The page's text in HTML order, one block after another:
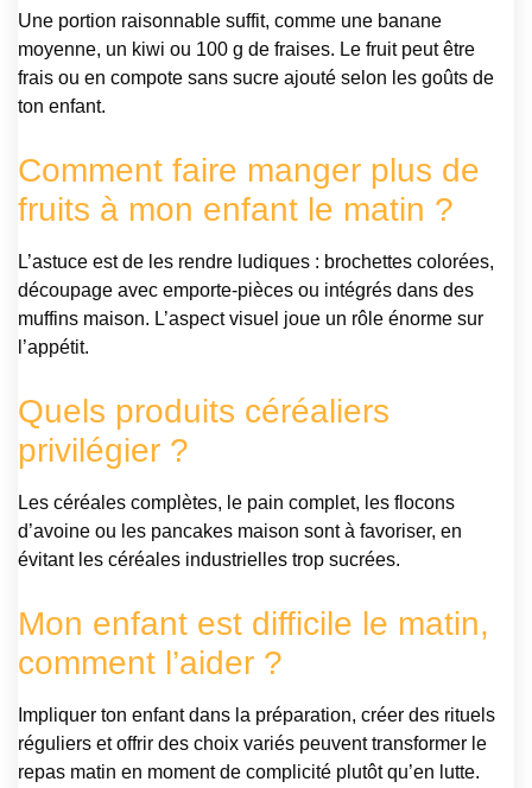
Une portion raisonnable suffit, comme une banane
moyenne, un kiwi ou 100 g de fraises. Le fruit peut être
frais ou en compote sans sucre ajouté selon les goûts de
ton enfant.
Comment faire manger plus de
fruits à mon enfant le matin ?
L’astuce est de les rendre ludiques : brochettes colorées,
découpage avec emporte-pièces ou intégrés dans des
muffins maison. L’aspect visuel joue un rôle énorme sur
l’appétit.
Quels produits céréaliers
privilégier ?
Les céréales complètes, le pain complet, les flocons
d’avoine ou les pancakes maison sont à favoriser, en
évitant les céréales industrielles trop sucrées.
Mon enfant est difficile le matin,
comment l’aider ?
Impliquer ton enfant dans la préparation, créer des rituels
réguliers et offrir des choix variés peuvent transformer le
repas matin en moment de complicité plutôt qu’en lutte.